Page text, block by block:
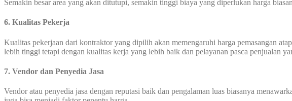
Semakin besar area yang akan ditutupi, semakin tinggi biaya yang diperlukan harga
6. Kualitas Pekerja
Kualitas pekerjaan dari kontraktor yang dipilih akan memengaruhi harga pemasangan
lebih tinggi tetapi dengan kualitas kerja yang lebih baik dan pelayanan pasca penjualan
7. Vendor dan Penyedia Jasa
Vendor atau penyedia jasa dengan reputasi baik dan pengalaman luas biasanya